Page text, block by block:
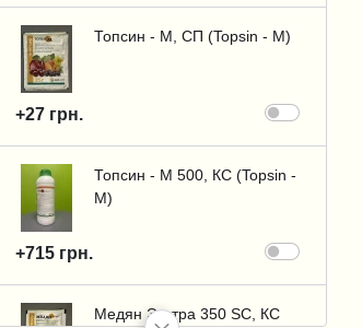
Топсин - М, СП (Topsin - M)
+27 грн.
Топсин - М 500, КС (Topsin -
M)
+715 грн.
Медян Экстра 350 SC, КС